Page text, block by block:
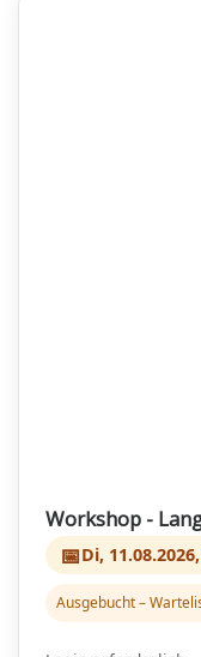
Workshop -
📅Di,
Ausgebucht –